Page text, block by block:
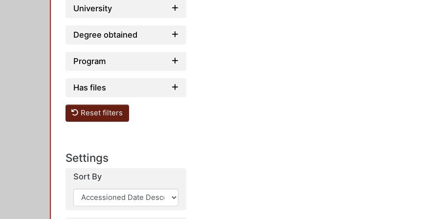
University
Degree obtained
Program
Has files
Reset filters
Settings
Sort By